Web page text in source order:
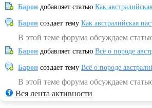
Барон добавляет статью Как
Барон создает тему Как австралийская
В этой теме форума обсуждаем
Барон добавляет статью Всё о породе
Барон создает тему Всё о породе
В этой теме форума обсуждаем
Вся лента активности